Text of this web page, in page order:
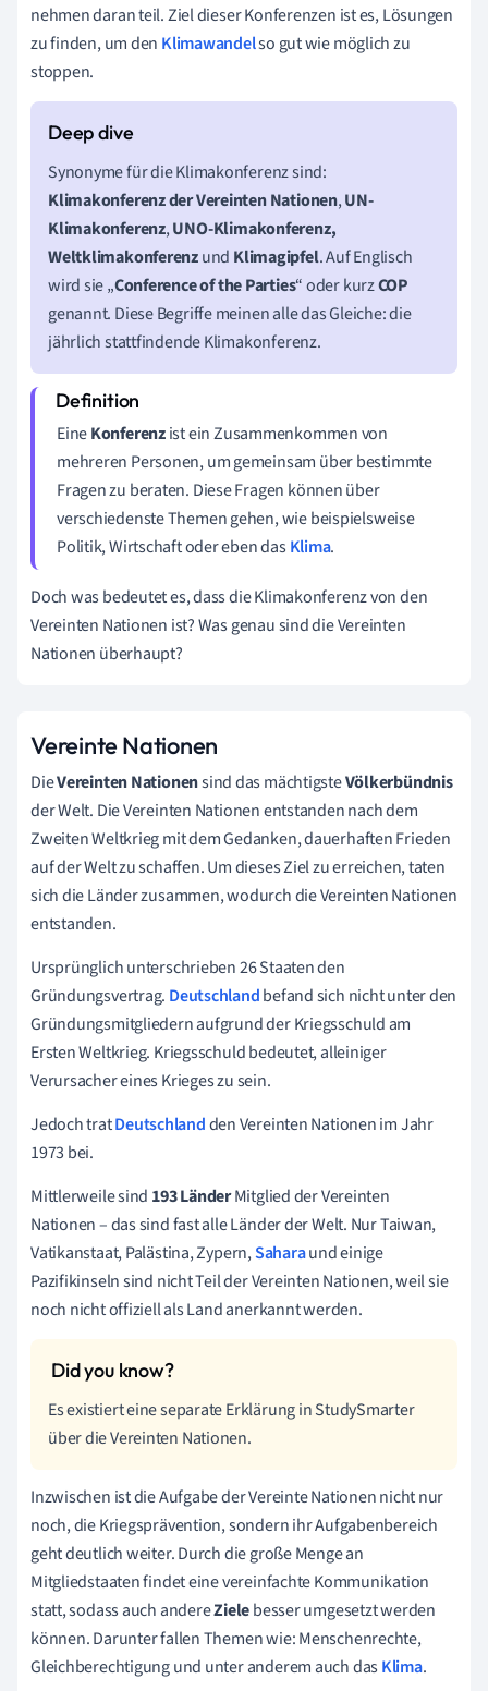
nehmen daran teil. Ziel dieser Konferenzen ist es, Lösungen
zu finden, um den Klimawandelso gut wie möglich zu
stoppen.
Synonyme für die Klimakonferenz sind:
Klimakonferenz der Vereinten Nationen,UN-
Klimakonferenz,UNO-Klimakonferenz,
Weltklimakonferenzund Klimagipfel. Auf Englisch
wird sie „Conference of the Parties“ oder kurzCOP
genannt. Diese Begriffe meinen alle das Gleiche: die
jährlich stattfindende Klimakonferenz.
EineKonferenzist ein Zusammenkommen von
mehreren Personen, um gemeinsam über bestimmte
Fragen zu beraten. Diese Fragen können über
verschiedenste Themen gehen, wie beispielsweise
Politik, Wirtschaft oder eben dasKlima.
Doch was bedeutet es, dass die Klimakonferenz von den
Vereinten Nationen ist? Was genau sind die Vereinten
Nationen überhaupt?
Vereinte Nationen
DieVereinten Nationensind das mächtigsteVölkerbündnis
der Welt. Die Vereinten Nationen entstanden nach dem
Zweiten Weltkrieg mit dem Gedanken, dauerhaften Frieden
auf der Welt zu schaffen. Um dieses Ziel zu erreichen, taten
sich die Länder zusammen, wodurch die Vereinten Nationen
entstanden.
Ursprünglich unterschrieben 26 Staaten den
Gründungsvertrag. Deutschlandbefand sich nicht unter den
Gründungsmitgliedern aufgrund der Kriegsschuld am
Ersten Weltkrieg. Kriegsschuld bedeutet, alleiniger
Verursacher eines Krieges zu sein.
Jedoch tratDeutschlandden Vereinten Nationen im Jahr
1973 bei.
Mittlerweile sind 193 LänderMitglied der Vereinten
Nationen – das sind fast alle Länder der Welt. Nur Taiwan,
Vatikanstaat, Palästina, Zypern,Saharaund einige
Pazifikinseln sind nicht Teil der Vereinten Nationen, weil sie
noch nicht offiziell als Land anerkannt werden.
Es existiert eine separate Erklärung in StudySmarter
über die Vereinten Nationen.
Inzwischen ist die Aufgabe der Vereinte Nationen nicht nur
noch, die Kriegsprävention, sondern ihr Aufgabenbereich
geht deutlich weiter. Durch die große Menge an
Mitgliedstaaten findet eine vereinfachte Kommunikation
statt, sodass auch andereZielebesser umgesetzt werden
können. Darunter fallen Themen wie: Menschenrechte,
Gleichberechtigung und unter anderem auch dasKlima.